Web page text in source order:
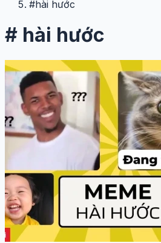
#hài hước
# hài hước